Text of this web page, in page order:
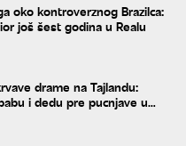
oko kontroverznog Brazilca:
još šest godina u Realu
drame na Tajlandu:
i dedu pre pucnjave u